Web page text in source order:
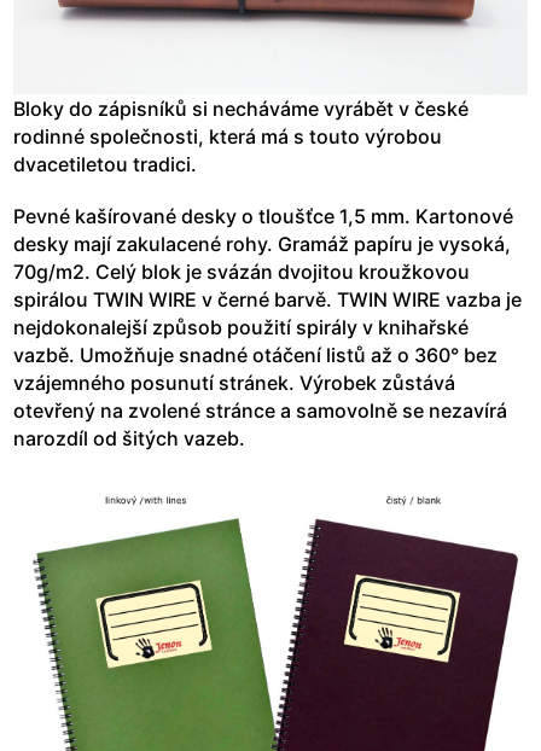
Bloky do zápisníků si necháváme vyrábět v české
rodinné společnosti, která má s touto výrobou
dvacetiletou tradici.
Pevné kašírované desky o tloušťce 1,5 mm. Kartonové
desky mají zakulacené rohy. Gramáž papíru je vysoká,
70g/m2. Celý blok je svázán dvojitou kroužkovou
spirálou TWIN WIRE v černé barvě. TWIN WIRE vazba je
nejdokonalejší způsob použití spirály v knihařské
vazbě. Umožňuje snadné otáčení listů až o 360° bez
vzájemného posunutí stránek. Výrobek zůstává
otevřený na zvolené stránce a samovolně se nezavírá
narozdíl od šitých vazeb.